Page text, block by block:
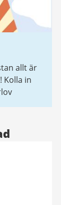
allt är
Kolla in